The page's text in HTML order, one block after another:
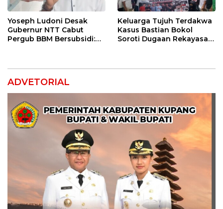
Yoseph Ludoni Desak
Gubernur NTT Cabut
Pergub BBM Bersubsidi:
Keluarga Tujuh Terdakwa
Kasus Bastian Bokol
Soroti Dugaan Rekayasa
ADVETORIAL